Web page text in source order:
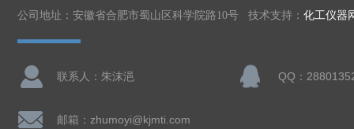
公司地址：安徽省合肥市蜀山区科学院路10号 技术支持： 化工仪器
联系人：朱沫浥 QQ：
邮箱：zhumoyi@kjmti.com